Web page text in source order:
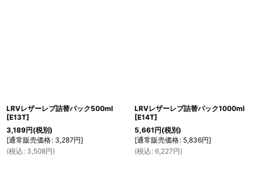
LRVレザーレブ詰替パック500ml
[E13T]
3,189円(税別)
[通常販売価格: 3,287円]
(税込 : 3,508円)
LRVレザーレブ詰替パック1000ml
[E14T]
5,661円(税別)
[通常販売価格: 5,836円]
(税込 : 6,227円)